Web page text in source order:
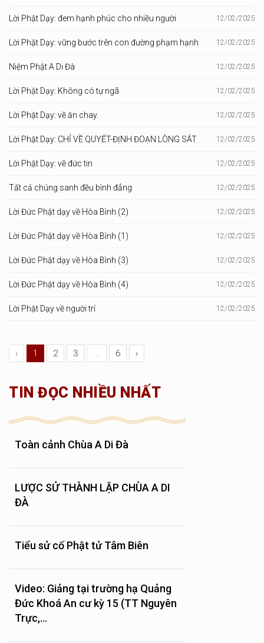
Lời Phật Dạy: đem hạnh phúc cho nhiều người 12/02/2025
Lời Phật Dạy: vững bước trên con đường phạm hạnh 12/02/2025
Niệm Phật A Di Đà 12/02/2025
Lời Phật Dạy: Không có tự ngã 12/02/2025
Lời Phật Dạy: về ăn chay. 12/02/2025
Lời Phật Dạy: CHỈ VỀ QUYẾT-ĐỊNH ĐOẠN LÒNG SÁT 12/02/2025
Lời Phật Dạy: về đức tin 12/02/2025
Tất cả chúng sanh đều bình đẳng 12/02/2025
Lời Đức Phật dạy về Hòa Bình (2) 12/02/2025
Lời Đức Phật dạy về Hòa Bình (1) 12/02/2025
Lời Đức Phật dạy về Hòa Bình (3) 12/02/2025
Lời Đức Phật dạy về Hòa Bình (4) 12/02/2025
Lời Phật Dạy về người trí 12/02/2025
‹ 1 2 3 ... 6 ›
TIN ĐỌC NHIỀU NHẤT
Toàn cảnh Chùa A Di Đà
LƯỢC SỬ THÀNH LẬP CHÙA A DI
ĐÀ
Tiểu sử cố Phật tử Tâm Biên
Video: Giảng tại trường hạ Quảng
Đức Khoá An cư kỳ 15 (TT Nguyên
Trực,...